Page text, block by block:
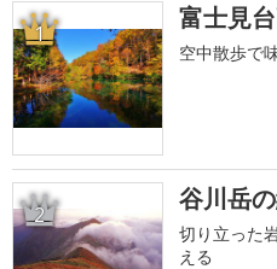
1 富士見
空中散歩で
2 谷川岳
切り立った
える